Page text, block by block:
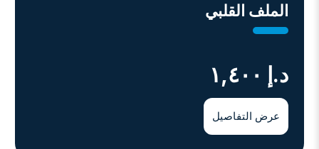
اﻟﻤﻠﻒ اﻟﻘﻠﺒﻲ
د.إ ١,٤٠٠
عرض التفاصيل